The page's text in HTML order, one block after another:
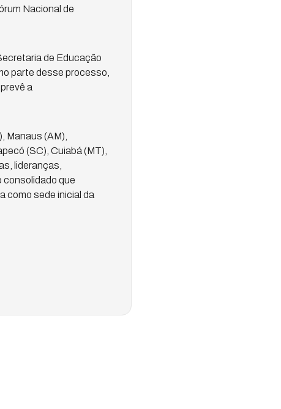
Nacional de
de Educação
parte desse processo,
a
Manaus (AM),
(SC), Cuiabá (MT),
lideranças,
consolidado que
como sede inicial da